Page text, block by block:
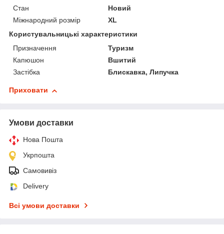
Стан
Новий
Міжнародний розмір
XL
Користувальницькі характеристики
Призначення
Туризм
Капюшон
Вшитий
Застібка
Блискавка, Липучка
Приховати
Умови доставки
Нова Пошта
Укрпошта
Самовивіз
Delivery
Всі умови доставки